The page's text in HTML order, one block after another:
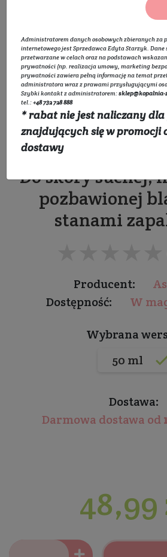
Maseczka do
Fioletowa
Do skóry suchej,
pozbawionej
stanami
Producent:
Dostępność:
W
Wybrana
50 ml
Dostawa:
Darmowa dostawa od
48,99
Administratorem danych osobowych zbieranych za
internetowego jest Sprzedawca Edyta Starzyk. Dane
przetwarzane w celach oraz na podstawach
prywatności (np. realizacja umowy, marketing
prywatnościzawiera pełną informację na temat
administratora wraz z prawami przysługującymi
Szybki kontakt z administratorem:
tel.:+48 732 728 888
* rabat nie jest naliczany
znajdujących się w promocji
dostawy